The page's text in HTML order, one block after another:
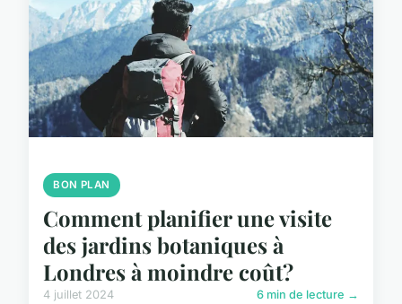
BON PLAN
Comment planifier une visite
des jardins botaniques à
Londres à moindre coût?
4 juillet 2024 6 min de lecture →